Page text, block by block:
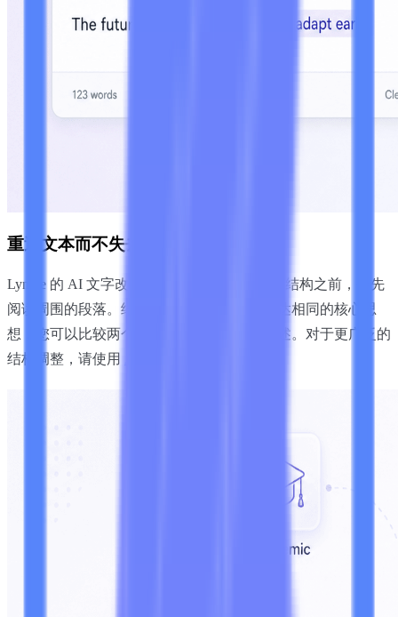
重述文本而不失去要点
Lynote 的 AI 文字改写工具在修改词汇和句子结构之前，会先
阅读周围的段落。结果旨在用更新的措辞表达相同的核心思
想，您可以比较两个版本并保留更合适的表述。对于更广泛的
结构调整，请使用